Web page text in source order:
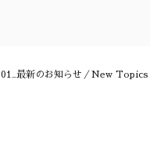
01_最新のお知らせ／New Topics